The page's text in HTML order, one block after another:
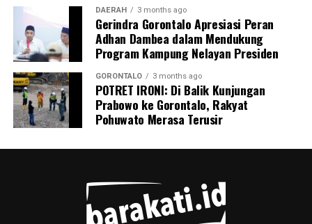
DAERAH 3 months ago
Gerindra Gorontalo Apresiasi Peran
Adhan Dambea dalam Mendukung
Program Kampung Nelayan Presiden
GORONTALO 3 months ago
POTRET IRONI: Di Balik Kunjungan
Prabowo ke Gorontalo, Rakyat
Pohuwato Merasa Terusir